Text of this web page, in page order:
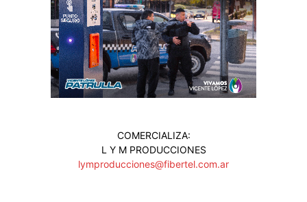
COMERCIALIZA:
L Y M PRODUCCIONES
lymproducciones@fibertel.com.ar